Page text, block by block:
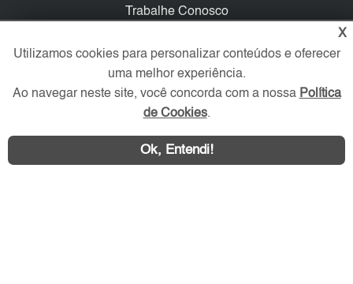
Trabalhe Conosco
Verificada por
Redes Sociais
X
Utilizamos cookies para personalizar conteúdos e oferecer
uma melhor experiência.
Ao navegar neste site, você concorda com a nossa Política
de Cookies.
Ok, Entendi!